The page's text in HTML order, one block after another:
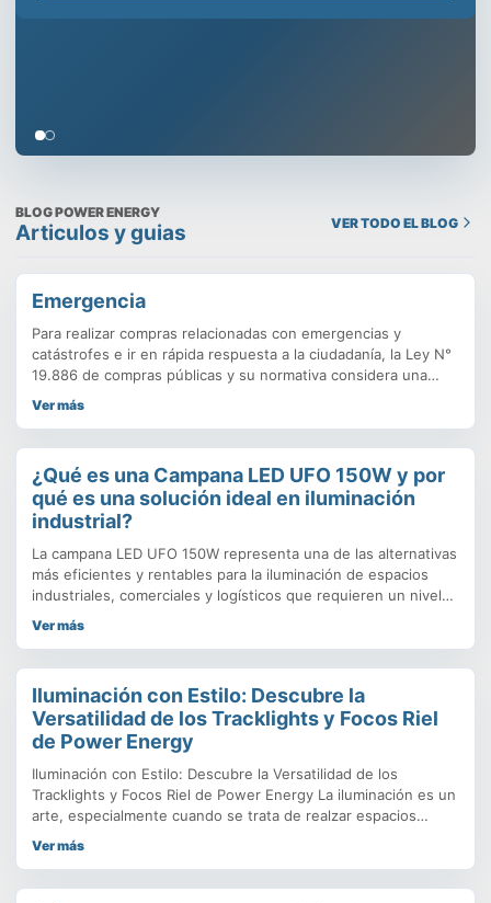
BLOG POWER ENERGY
Articulos y guias VER TODO EL BLOG
Emergencia
Para realizar compras relacionadas con emergencias y
catástrofes e ir en rápida respuesta a la ciudadanía, la Ley N°
19.886 de compras públicas y su normativa considera una
serie de recomendaciones y alternativas. Por una parte, se
Ver más
¿Qué es una Campana LED UFO 150W y por
qué es una solución ideal en iluminación
industrial?
La campana LED UFO 150W representa una de las alternativas
más eficientes y rentables para la iluminación de espacios
industriales, comerciales y logísticos que requieren un nivel
de luminosidad elevado, uniforme y duradero. Este tipo de
Ver más
Iluminación con Estilo: Descubre la
Versatilidad de los Tracklights y Focos Riel
de Power Energy
Iluminación con Estilo: Descubre la Versatilidad de los
Tracklights y Focos Riel de Power Energy La iluminación es un
arte, especialmente cuando se trata de realzar espacios
comerciales, galerías de arte, vitrinas o incluso ambientes
Ver más